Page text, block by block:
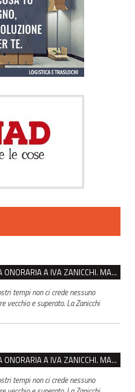
VENTASSO, SÌ ALLA CITTADINANZA ONORARIA A IVA ZANICCHI. MA BARGIACCHI: “È DI PESSIMO GUSTO”
tempi non ci crede nessuno
vecchio e superato. La Zanicchi
VENTASSO, SÌ ALLA CITTADINANZA ONORARIA A IVA ZANICCHI. MA BARGIACCHI: “È DI PESSIMO GUSTO”
tempi non ci crede nessuno